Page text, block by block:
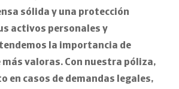
sólida y una protección
activos personales y
la importancia de
valoras. Con nuestra póliza,
en casos de demandas legales,